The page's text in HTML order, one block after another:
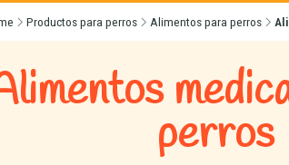
Productos para perros Alimentos para perros
perros